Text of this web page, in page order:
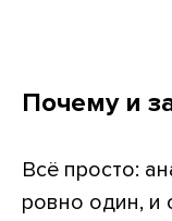
Почему и
Всё просто:
ровно один, и